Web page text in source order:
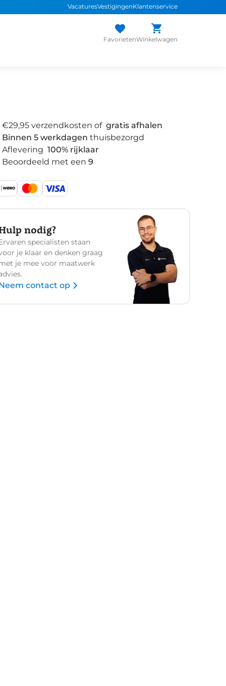
VacaturesVestigingenKlantenservice
FavorietenWinkelwagen
€29,95 verzendkosten of gratis afhalen
Binnen 5 werkdagen thuisbezorgd
Aflevering 100% rijklaar
Beoordeeld met een 9
nodig?
specialisten staan
je klaar en denken graag
je mee voor maatwerk
contact op